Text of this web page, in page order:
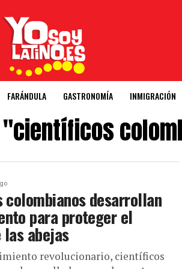
FARÁNDULA GASTRONOMÍA INMIGRACIÓN
desarrollan
para proteger el
abejas
revolucionario, científicos